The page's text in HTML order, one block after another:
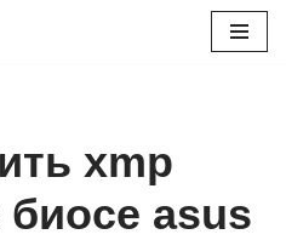
xmp
asus